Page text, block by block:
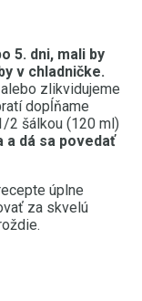
5. dni, mali by
v chladničke.
zlikvidujeme
dopĺňame
2 šálkou (120 ml)
a dá sa povedať
úplne
za skvelú